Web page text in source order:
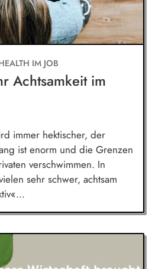
IM JOB
Achtsamkeit im
immer hektischer, der
ist enorm und die Grenzen
verschwimmen. In
sehr schwer, achtsam